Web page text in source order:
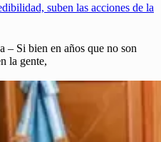
suben las acciones de la
– Si bien en años que no son
la gente,